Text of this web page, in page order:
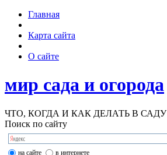
Главная
Карта сайта
О сайте
мир сада и огорода
ЧТО, КОГДА И КАК ДЕЛАТЬ В
Поиск по сайту
на сайте в интернете